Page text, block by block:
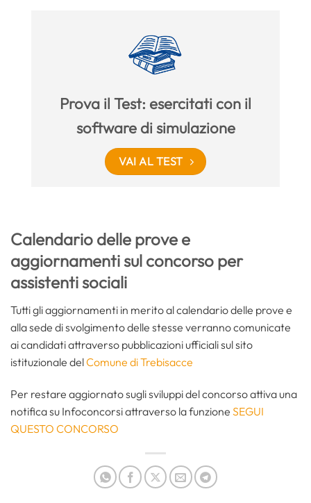
Prova il Test: esercitati con il
software di simulazione
VAI AL TEST
Calendario delle prove e
aggiornamenti sul concorso per
assistenti sociali
Tutti gli aggiornamenti in merito al calendario delle prove e
alla sede di svolgimento delle stesse verranno comunicate
ai candidati attraverso pubblicazioni ufficiali sul sito
istituzionale delComune di Trebisacce
Per restare aggiornato sugli sviluppi del concorso attiva una
notifica su Infoconcorsi attraverso la funzione SEGUI
QUESTO CONCORSO